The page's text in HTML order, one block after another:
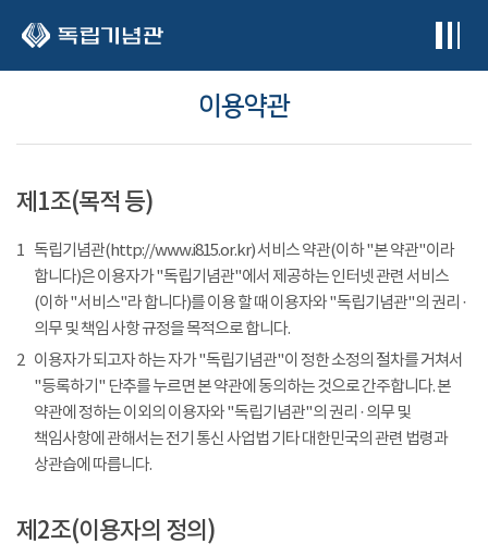
이용약관
제1조(목적 등)
1 독립기념관(http://www.i815.or.kr) 서비스 약관(이하 "본 약관"이라
합니다)은 이용자가 "독립기념관"에서 제공하는 인터넷 관련 서비스
(이하 "서비스"라 합니다)를 이용 할 때 이용자와 "독립기념관"의 권리 ·
의무 및 책임 사항 규정을 목적으로 합니다.
2 이용자가 되고자 하는 자가 "독립기념관"이 정한 소정의 절차를 거쳐서
"등록하기" 단추를 누르면 본 약관에 동의하는 것으로 간주합니다. 본
약관에 정하는 이외의 이용자와 "독립기념관"의 권리 · 의무 및
책임사항에 관해서는 전기 통신 사업법 기타 대한민국의 관련 법령과
상관습에 따릅니다.
제2조(이용자의 정의)